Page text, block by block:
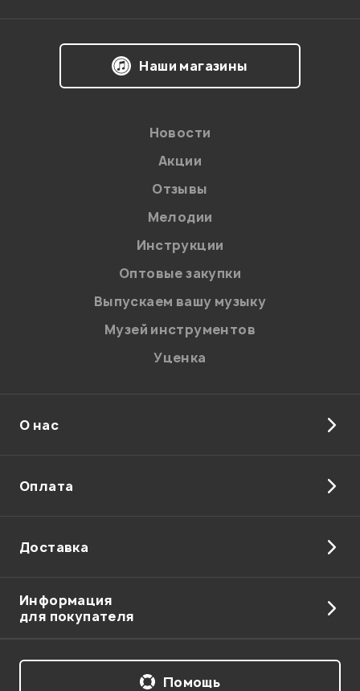
на обработку персональных данных в
Политикой в отношении обработки
персональных данных.
Введите проверочное число:
Отправить
Наши магазины
Новости
Акции
Отзывы
Мелодии
Инструкции
Оптовые закупки
Выпускаем вашу музыку
Музей инструментов
Уценка
О нас
Оплата
Доставка
Информация
для покупателя
Помощь